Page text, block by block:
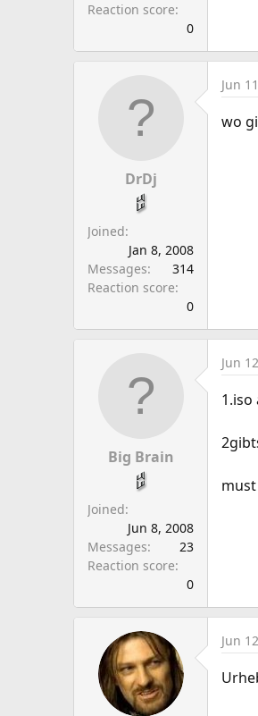
Reaction score
0
DrDj
Joined
Jan 8, 2008
Messages
314
Reaction score
0
Jun
wo
Big Brain
Joined
Jun 8, 2008
Messages
23
Reaction score
0
Jun
Jun